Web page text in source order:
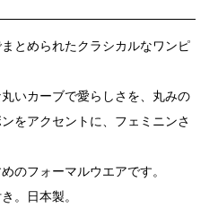
とめられたクラシカルなワンピ
いカーブで愛らしさを、丸みの
をアクセントに、フェミニンさ
のフォーマルウエアです。
。日本製。